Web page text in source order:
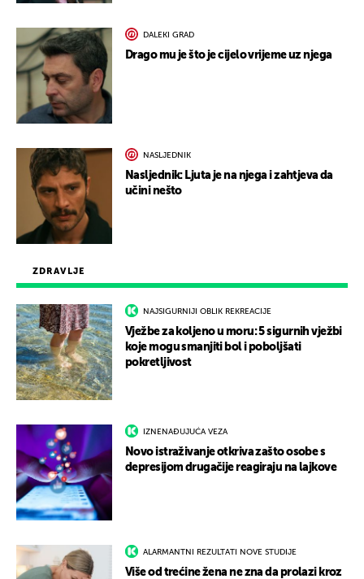
ZDRAVLJE
NAJSIGURNIJI OBLIK REKREACIJE
Vježbe za koljeno u moru: 5 sigurnih vježbi
koje mogu smanjiti bol i poboljšati
pokretljivost
IZNENAĐUJUĆA VEZA
Novo istraživanje otkriva zašto osobe s
depresijom drugačije reagiraju na lajkove
ALARMANTNI REZULTATI NOVE STUDIJE
Više od trećine žena ne zna da prolazi kroz
DALEKI GRAD
Drago mu je što je cijelo vrijeme uz njega
NASLJEDNIK
Nasljednik: Ljuta je na njega i zahtjeva da
učini nešto